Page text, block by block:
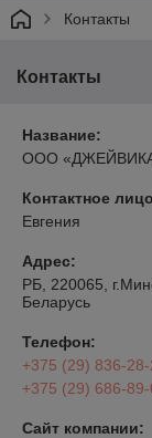
Контакты
Контакты
Название:
ООО
Контактное
Евгения
Адрес:
РБ, 220065,
Беларусь
Телефон:
+375 (29) 836-28-
+375 (29) 686-89-
Сайт компании: